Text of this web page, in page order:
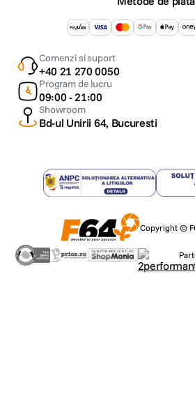
Comenzi si suport
+40 21 270 0050
Program de lucru
09:00 - 21:00
Showroom
Bd-ul Unirii 64, Bucuresti
Copyright ©